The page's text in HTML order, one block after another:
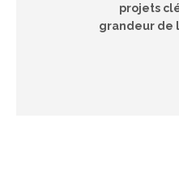
projets
grandeur de